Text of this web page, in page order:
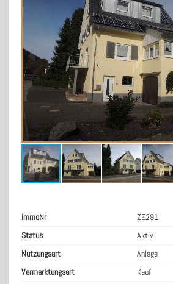
ImmoNr
ZE291
Status
Aktiv
Nutzungsart
Anlage
Vermarktungsart
Kauf